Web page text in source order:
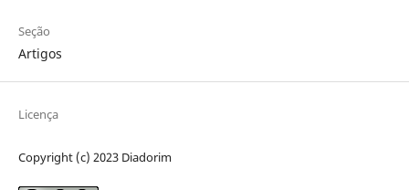
Seção
Artigos
Licença
Copyright (c) 2023 Diadorim